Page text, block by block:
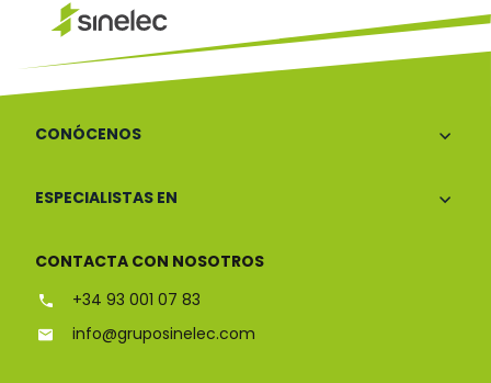
CONÓCENOS
ESPECIALISTAS EN
CONTACTA CON NOSOTROS
+34 93 001 07 83
info@gruposinelec.com